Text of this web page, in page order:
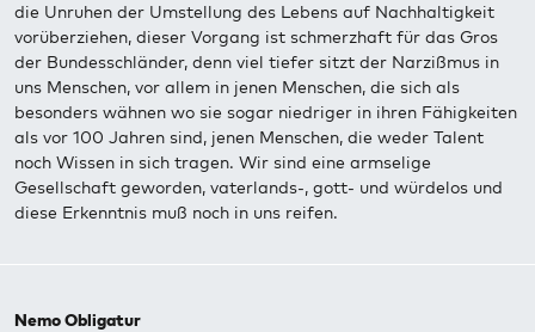
die Unruhen der Umstellung des Lebens auf Nachhaltigkeit
vorüberziehen, dieser Vorgang ist schmerzhaft für das Gros
der Bundesschländer, denn viel tiefer sitzt der Narzißmus in
uns Menschen, vor allem in jenen Menschen, die sich als
besonders wähnen wo sie sogar niedriger in ihren Fähigkeiten
als vor 100 Jahren sind, jenen Menschen, die weder Talent
noch Wissen in sich tragen. Wir sind eine armselige
Gesellschaft geworden, vaterlands-, gott- und würdelos und
diese Erkenntnis muß noch in uns reifen.
Nemo Obligatur